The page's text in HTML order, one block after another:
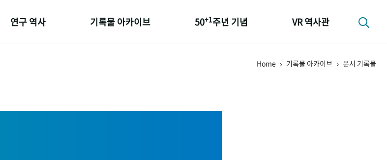
연구 역사 기록물 아카이브 50+1주년 기념 VR 역사관
Home 기록물 아카이브 문서 기록물